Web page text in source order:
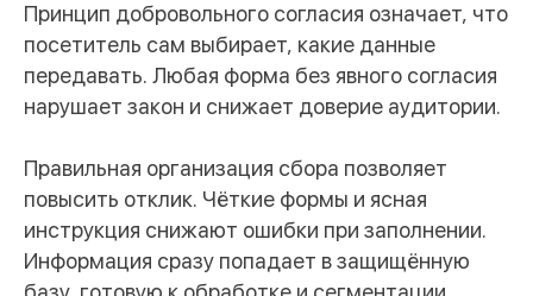
Принцип добровольного согласия означает, что
посетитель сам выбирает, какие данные
передавать. Любая форма без явного согласия
нарушает закон и снижает доверие аудитории.
Правильная организация сбора позволяет
повысить отклик. Чёткие формы и ясная
инструкция снижают ошибки при заполнении.
Информация сразу попадает в защищённую